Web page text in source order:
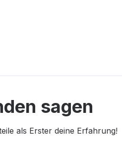
sagen
als Erster deine Erfahrung!